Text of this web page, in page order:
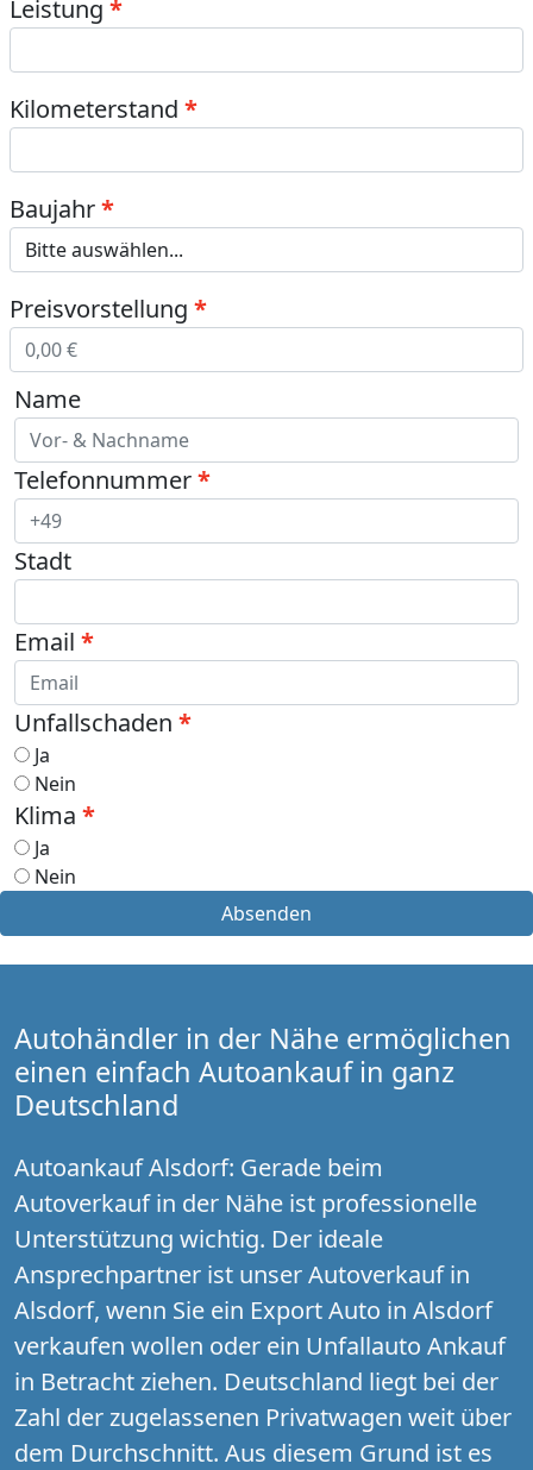
Leistung
Kilometerstand
Baujahr
Preisvorstellung
Name
Telefonnummer
Stadt
Email
Unfallschaden
Ja
Nein
Klima
Ja
Nein
Absenden
Autohändler in der Nähe ermöglichen
einen einfach Autoankauf in ganz
Deutschland
Autoankauf Alsdorf: Gerade beim
Autoverkauf in der Nähe ist professionelle
Unterstützung wichtig. Der ideale
Ansprechpartner ist unser Autoverkauf in
Alsdorf, wenn Sie ein Export Auto in Alsdorf
verkaufen wollen oder ein Unfallauto Ankauf
in Betracht ziehen. Deutschland liegt bei der
Zahl der zugelassenen Privatwagen weit über
dem Durchschnitt. Aus diesem Grund ist es